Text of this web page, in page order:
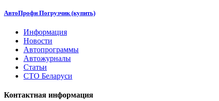
АвтоПрофи Погрузчик (купить)
Информация
Новости
Автопрограммы
Автожурналы
Статьи
СТО Беларуси
Контактная информация